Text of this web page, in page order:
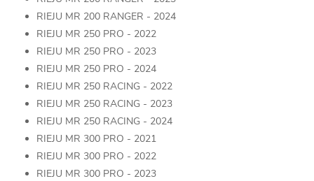
RIEJU MR 200 RANGER - 2024
RIEJU MR 250 PRO - 2022
RIEJU MR 250 PRO - 2023
RIEJU MR 250 PRO - 2024
RIEJU MR 250 RACING - 2022
RIEJU MR 250 RACING - 2023
RIEJU MR 250 RACING - 2024
RIEJU MR 300 PRO - 2021
RIEJU MR 300 PRO - 2022
RIEJU MR 300 PRO - 2023